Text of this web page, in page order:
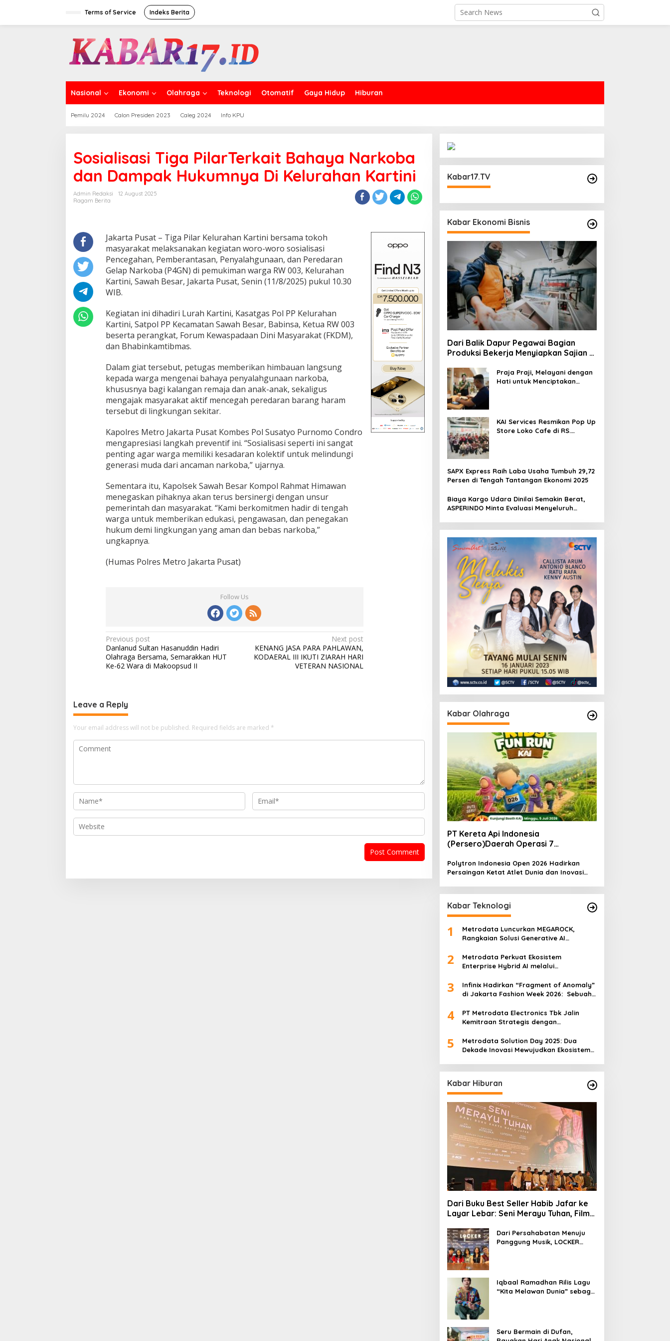
Terms of Service Indeks Berita
Nasional Ekonomi Olahraga Teknologi Otomatif Gaya Hidup Hiburan
Pemilu 2024 Calon Presiden 2023 Caleg 2024 Info KPU
Sosialisasi Tiga PilarTerkait Bahaya Narkoba
dan Dampak Hukumnya Di Kelurahan Kartini
Admin Redaksi
12 August 2025
Ragam Berita
Jakarta Pusat – Tiga Pilar Kelurahan Kartini bersama tokoh
masyarakat melaksanakan kegiatan woro-woro sosialisasi
Pencegahan, Pemberantasan, Penyalahgunaan, dan Peredaran
Gelap Narkoba (P4GN) di pemukiman warga RW 003, Kelurahan
Kartini, Sawah Besar, Jakarta Pusat, Senin (11/8/2025) pukul 10.30
WIB.
Kegiatan ini dihadiri Lurah Kartini, Kasatgas Pol PP Kelurahan
Kartini, Satpol PP Kecamatan Sawah Besar, Babinsa, Ketua RW 003
beserta perangkat, Forum Kewaspadaan Dini Masyarakat (FKDM),
dan Bhabinkamtibmas.
Dalam giat tersebut, petugas memberikan himbauan langsung
kepada warga mengenai bahaya penyalahgunaan narkoba,
khususnya bagi kalangan remaja dan anak-anak, sekaligus
mengajak masyarakat aktif mencegah peredaran barang haram
tersebut di lingkungan sekitar.
Kapolres Metro Jakarta Pusat Kombes Pol Susatyo Purnomo Condro
mengapresiasi langkah preventif ini. “Sosialisasi seperti ini sangat
penting agar warga memiliki kesadaran kolektif untuk melindungi
generasi muda dari ancaman narkoba,” ujarnya.
Sementara itu, Kapolsek Sawah Besar Kompol Rahmat Himawan
menegaskan pihaknya akan terus bersinergi dengan unsur
pemerintah dan masyarakat. “Kami berkomitmen hadir di tengah
warga untuk memberikan edukasi, pengawasan, dan penegakan
hukum demi lingkungan yang aman dan bebas narkoba,”
ungkapnya.
(Humas Polres Metro Jakarta Pusat)
Follow Us
Post
navigation
Previous post
Danlanud Sultan Hasanuddin Hadiri
Olahraga Bersama, Semarakkan HUT
Ke-62 Wara di Makoopsud II
Next post
KENANG JASA PARA PAHLAWAN,
KODAERAL III IKUTI ZIARAH HARI
VETERAN NASIONAL
Leave a Reply
Your email address will not be published. Required fields are marked *
Kabar17.TV
Kabar Ekonomi Bisnis
Dari Balik Dapur Pegawai Bagian
Produksi Bekerja Menyiapkan Sajian di
Praja Praji, Melayani dengan
Hati untuk Menciptakan
KAI Services Resmikan Pop Up
Store Loko Cafe di RS.
SAPX Express Raih Laba Usaha Tumbuh 29,72
Persen di Tengah Tantangan Ekonomi 2025
Biaya Kargo Udara Dinilai Semakin Berat,
ASPERINDO Minta Evaluasi Menyeluruh
Kabar Olahraga
PT Kereta Api Indonesia
(Persero)Daerah Operasi 7
Pers/KAI/DO.7/VII/02/2026Kamis, 4
Juli 2026
Polytron Indonesia Open 2026 Hadirkan
Persaingan Ketat Atlet Dunia dan Inovasi
Kabar Teknologi
1
Metrodata Luncurkan MEGAROCK,
Rangkaian Solusi Generative AI
Nasional
2
Metrodata Perkuat Ekosistem
Enterprise Hybrid AI melalui
3
Infinix Hadirkan “Fragment of Anomaly”
di Jakarta Fashion Week 2026: Sebuah
Fashion Terkemuka dan Eksperimen
Robotik ‘R.AT.S’ Lab
4
PT Metrodata Electronics Tbk Jalin
Kemitraan Strategis dengan
Transformasi Digital
5
Metrodata Solution Day 2025: Dua
Dekade Inovasi Mewujudkan Ekosistem
Kabar Hiburan
Dari Buku Best Seller Habib Jafar ke
Layar Lebar: Seni Merayu Tuhan, Film
Makna Hidup dan Jati Diri
Dari Persahabatan Menuju
Panggung Musik, LOCKER
Iqbaal Ramadhan Rilis Lagu
“Kita Melawan Dunia” sebagai
Seru Bermain di Dufan,